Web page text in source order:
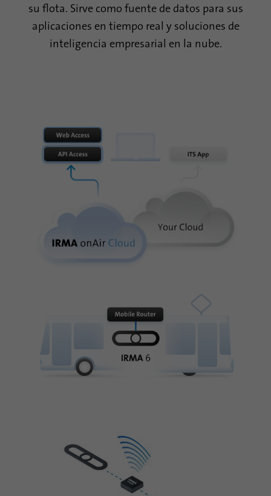
su flota. Sirve como fuente de datos para sus
aplicaciones en tiempo real y soluciones de
inteligencia empresarial en la nube.